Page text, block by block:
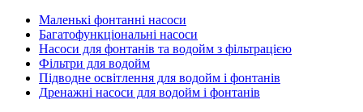
Маленькі фонтанні насоси
Багатофункціональні насоси
Насоси для фонтанів та водойм з фільтрацією
Фільтри для водойм
Підводне освітлення для водойм і фонтанів
Дренажні насоси для водойм і фонтанів